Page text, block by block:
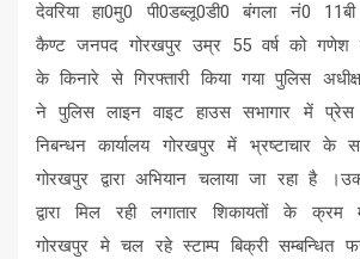
देवरिया हा0मु0 पी0डब्लू0डी0 बंगला नं0
कैण्ट जनपद गोरखपुर उम्र 55 वर्ष को गणेश
के किनारे से गिरफ्तारी किया गया पुलिस
ने पुलिस लाइन वाइट हाउस सभागार में प्रेस
निबन्धन कार्यालय गोरखपुर में भ्रष्टाचार के
गोरखपुर द्वारा अभियान चलाया जा रहा है
द्वारा मिल रही लगातार शिकायतों के क्रम
गोरखपुर मे चल रहे स्टाम्प बिक्री सम्बन्धित